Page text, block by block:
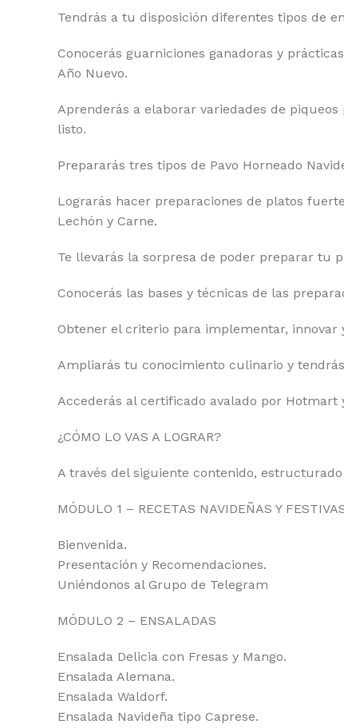
Tendrás a tu disposición diferentes tipos de
Conocerás guarniciones ganadoras y
Año Nuevo.
Aprenderás a elaborar variedades de
listo.
Prepararás tres tipos de Pavo Horneado
Lograrás hacer preparaciones de platos
Lechón y Carne.
Te llevarás la sorpresa de poder preparar tu
Conocerás las bases y técnicas de las
Obtener el criterio para implementar,
Ampliarás tu conocimiento culinario y
Accederás al certificado avalado por Hotmart
¿CÓMO LO VAS A LOGRAR?
A través del siguiente contenido, estructurado
MÓDULO 1 – RECETAS NAVIDEÑAS Y
Bienvenida.
Presentación y Recomendaciones.
Uniéndonos al Grupo de Telegram
MÓDULO 2 – ENSALADAS
Ensalada Delicia con Fresas y Mango.
Ensalada Alemana.
Ensalada Waldorf.
Ensalada Navideña tipo Caprese.